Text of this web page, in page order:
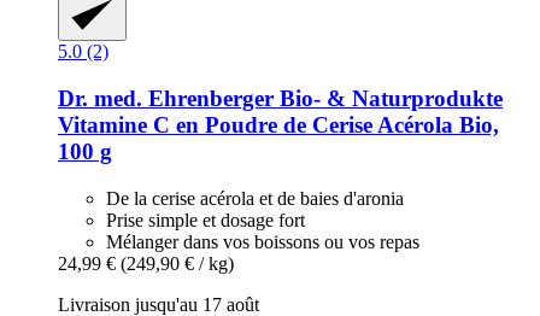
5.0 (2)
Dr. med. Ehrenberger Bio- & Naturprodukte
Vitamine C en Poudre de Cerise Acérola Bio,
100 g
De la cerise acérola et de baies d'aronia
Prise simple et dosage fort
Mélanger dans vos boissons ou vos repas
24,99 € (249,90 € / kg)
Livraison jusqu'au 17 août